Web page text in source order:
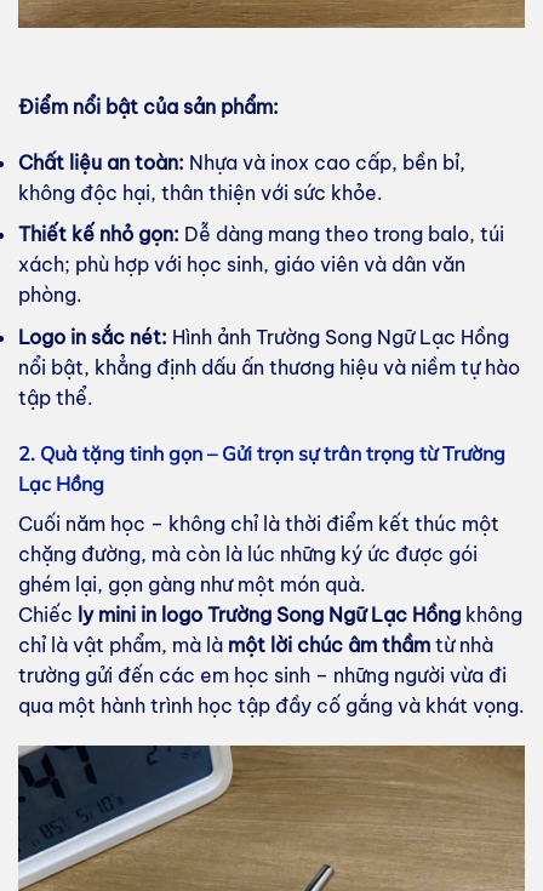
Điểm nổi bật của sản phẩm:
Chất liệu an toàn: Nhựa và inox cao cấp, bền bỉ,
không độc hại, thân thiện với sức khỏe.
Thiết kế nhỏ gọn: Dễ dàng mang theo trong balo, túi
xách; phù hợp với học sinh, giáo viên và dân văn
phòng.
Logo in sắc nét: Hình ảnh Trường Song Ngữ Lạc Hồng
nổi bật, khẳng định dấu ấn thương hiệu và niềm tự hào
tập thể.
2. Quà tặng tinh gọn – Gửi trọn sự trân trọng từ Trường
Lạc Hồng
Cuối năm học – không chỉ là thời điểm kết thúc một
chặng đường, mà còn là lúc những ký ức được gói
ghém lại, gọn gàng như một món quà.
Chiếc ly mini in logo Trường Song Ngữ Lạc Hồng không
chỉ là vật phẩm, mà là một lời chúc âm thầm từ nhà
trường gửi đến các em học sinh – những người vừa đi
qua một hành trình học tập đầy cố gắng và khát vọng.